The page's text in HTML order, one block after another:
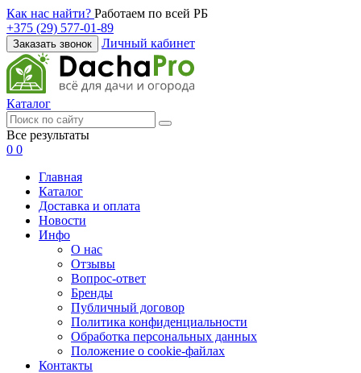
Как нас найти? Работаем по всей РБ
+375 (29) 577-01-89
Заказать звонок Личный кабинет
Каталог
Все результаты
0 0
Главная
Каталог
Доставка и оплата
Новости
Инфо
О нас
Отзывы
Вопрос-ответ
Бренды
Публичный договор
Политика конфиденциальности
Обработка персональных данных
Положение о cookie-файлах
Контакты